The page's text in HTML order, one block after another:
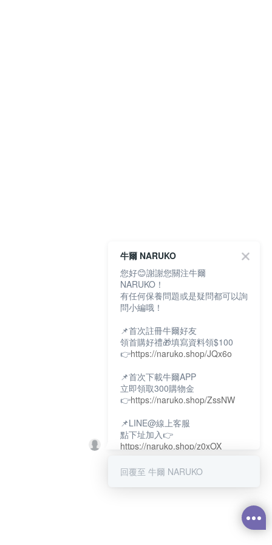
牛爾 NARUKO
您好😊謝謝您關注牛爾
NARUKO！
有任何保養問題或是疑問都可以詢
問小編哦！
📌首次註冊牛爾好友
領首購好禮🎁填寫資料領$100
👉https://naruko.shop/JQx6o
📌首次下載牛爾APP
立即領取300購物金
👉https://naruko.shop/ZssNW
📌LINE@線上客服
點下址加入👉
https://naruko.shop/z0xOX
📌電話客服：02-26581707
回覆至 牛爾 NARUKO